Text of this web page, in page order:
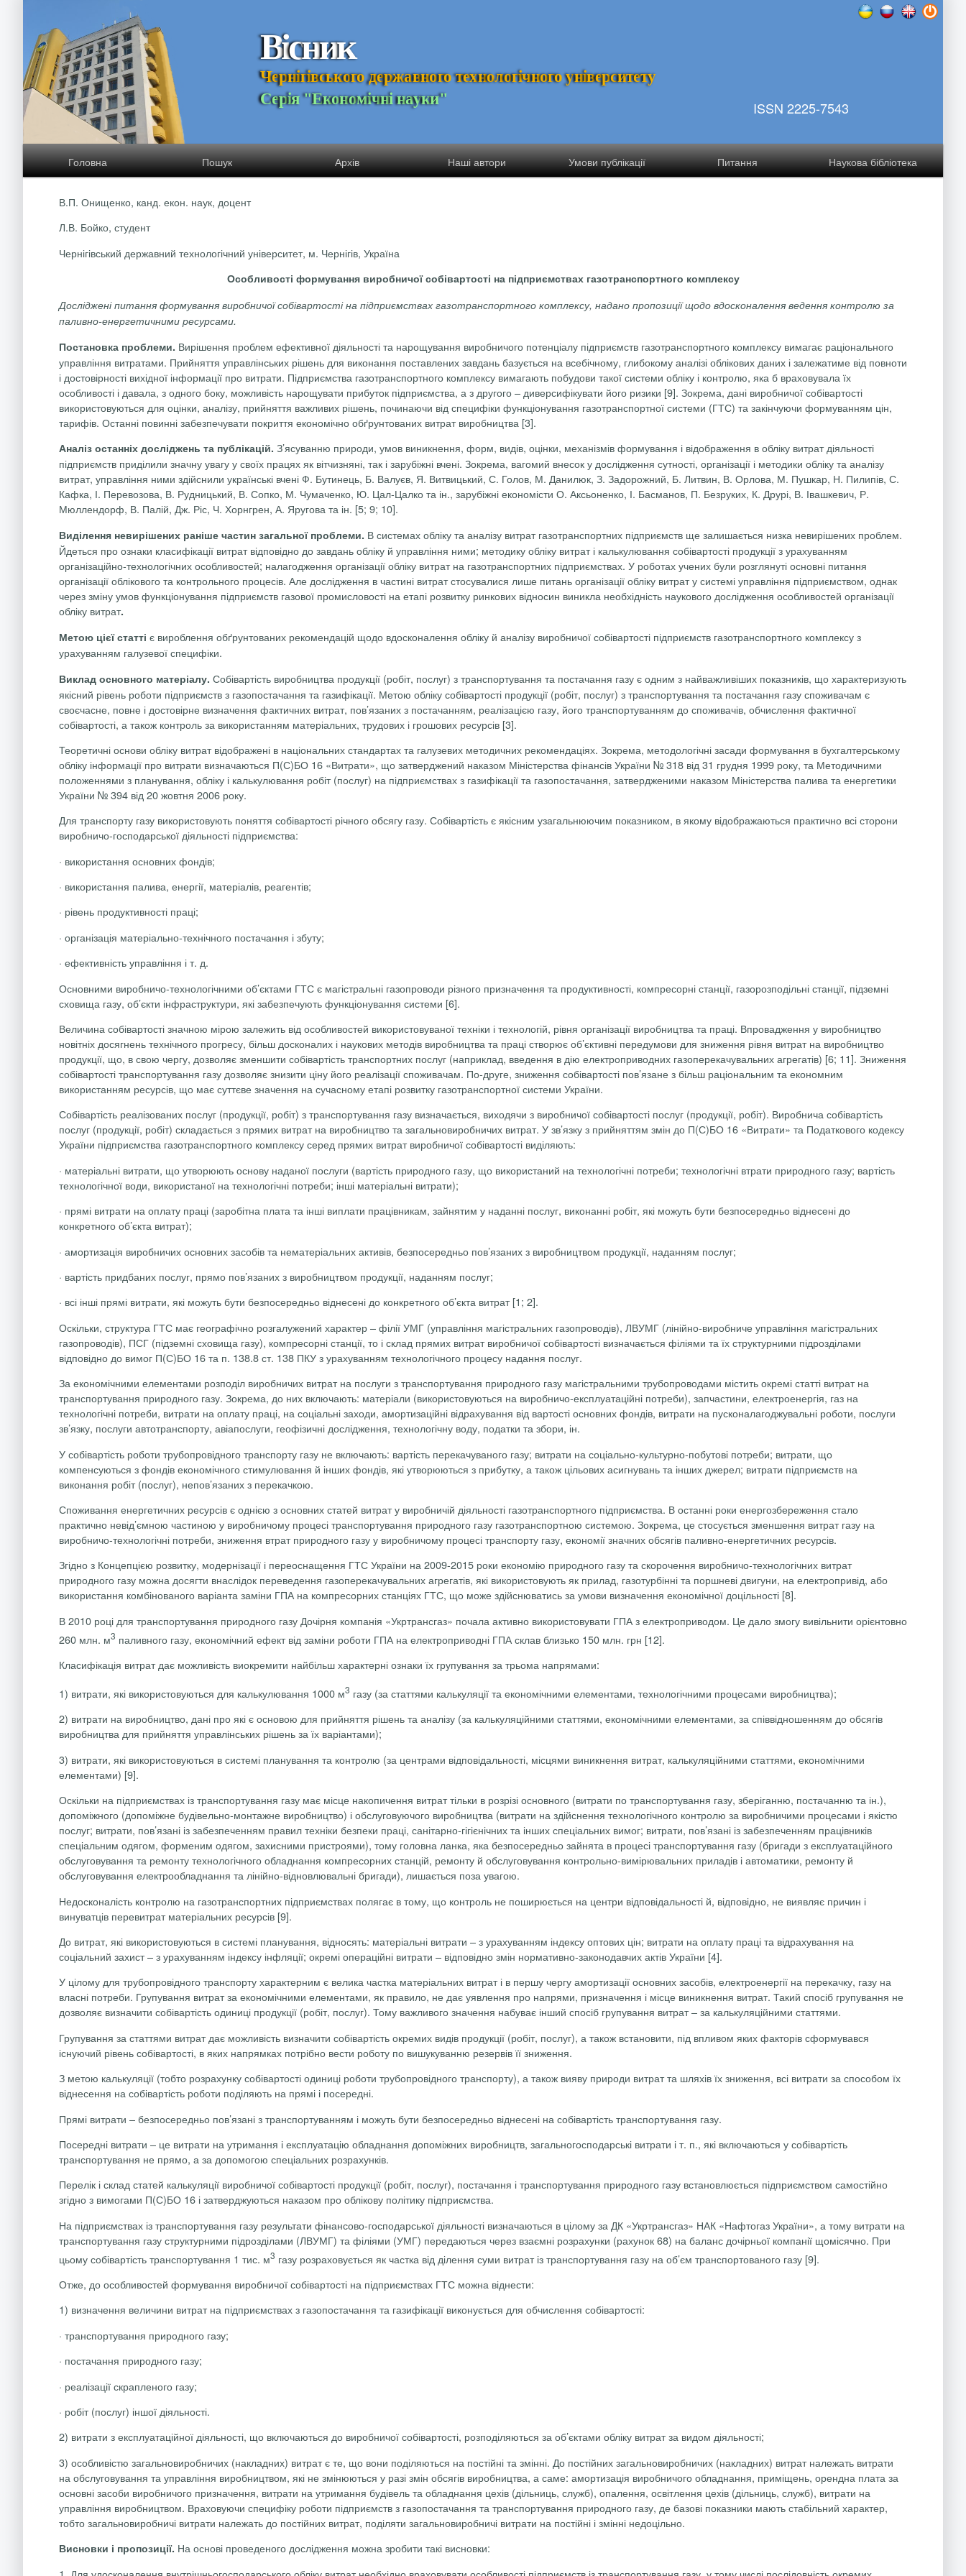
Вісник
Чернігівського державного технологічного університету
Серія "Економічні науки" ISSN 2225-7543
Головна Пошук Архів Наші автори Умови публікації Питання Наукова бібліотека
В.П. Онищенко, канд. екон. наук, доцент
Л.В. Бойко, студент
Чернігівський державний технологічний університет, м. Чернігів, Україна
Особливості формування виробничої собівартості на підприємствах газотранспортного комплексу
Досліджені питання формування виробничої собівартості на підприємствах газотранспортного комплексу, надано пропозиції щодо вдосконалення ведення контролю за
паливно-енергетичними ресурсами.
Постановка проблеми. Вирішення проблем ефективної діяльності та нарощування виробничого потенціалу підприємств газотранспортного комплексу вимагає раціонального
управління витратами. Прийняття управлінських рішень для виконання поставлених завдань базується на всебічному, глибокому аналізі облікових даних і залежатиме від повноти
і достовірності вихідної інформації про витрати. Підприємства газотранспортного комплексу вимагають побудови такої системи обліку і контролю, яка б враховувала їх
особливості і давала, з одного боку, можливість нарощувати прибуток підприємства, а з другого – диверсифікувати його ризики [9]. Зокрема, дані виробничої собівартості
використовуються для оцінки, аналізу, прийняття важливих рішень, починаючи від специфіки функціонування газотранспортної системи (ГТС) та закінчуючи формуванням цін,
тарифів. Останні повинні забезпечувати покриття економічно обґрунтованих витрат виробництва [3].
Аналіз останніх досліджень та публікацій. З’ясуванню природи, умов виникнення, форм, видів, оцінки, механізмів формування і відображення в обліку витрат діяльності
підприємств приділили значну увагу у своїх працях як вітчизняні, так і зарубіжні вчені. Зокрема, вагомий внесок у дослідження сутності, організації і методики обліку та аналізу
витрат, управління ними здійснили українські вчені Ф. Бутинець, Б. Валуєв, Я. Витвицький, С. Голов, М. Данилюк, З. Задорожний, Б. Литвин, В. Орлова, М. Пушкар, Н. Пилипів, С.
Кафка, І. Перевозова, В. Рудницький, В. Сопко, М. Чумаченко, Ю. Цал-Цалкота ін., зарубіжні економісти О. Аксьоненко, І. Басманов, П. Безруких, К. Друрі, В. Івашкевич, Р.
Мюллендорф, В. Палій, Дж. Ріс, Ч. Хорнгрен, А. Яруговата ін. [5; 9; 10].
Виділення невирішених раніше частин загальної проблеми. В системах обліку та аналізу витрат газотранспортних підприємств ще залишається низка невирішених проблем.
Йдеться про ознаки класифікації витрат відповідно до завдань обліку й управління ними; методику обліку витрат і калькулювання собівартості продукції з урахуванням
організаційно-технологічних особливостей; налагодження організації обліку витрат на газотранспортних підприємствах. У роботах учених були розглянуті основні питання
організації облікового та контрольного процесів. Але дослідження в частині витрат стосувалися лише питань організації обліку витрат у системі управління підприємством, однак
через зміну умов функціонування підприємств газової промисловості на етапі розвитку ринкових відносин виникла необхідність наукового дослідження особливостей організації
обліку витрат.
Метою цієї статті є вироблення обґрунтованих рекомендацій щодо вдосконалення обліку й аналізу виробничої собівартості підприємств газотранспортного комплексу з
урахуванням галузевої специфіки.
Виклад основного матеріалу. Собівартість виробництва продукції (робіт, послуг) з транспортування та постачання газу є одним з найважливіших показників, що характеризують
якісний рівень роботи підприємств з газопостачання та газифікації. Метою обліку собівартості продукції (робіт, послуг) з транспортування та постачання газу споживачам є
своєчасне, повне і достовірне визначення фактичних витрат, пов’язаних з постачанням, реалізацією газу, його транспортуванням до споживачів, обчислення фактичної
собівартості, а також контроль за використанням матеріальних, трудових і грошових ресурсів [3].
Теоретичні основи обліку витрат відображені в національних стандартах та галузевих методичних рекомендаціях. Зокрема, методологічні засади формування в бухгалтерському
обліку інформації про витрати визначаються П(С)БО 16 «Витрати», що затверджений наказом Міністерства фінансів України № 318 від 31 грудня 1999 року, та Методичними
положеннями з планування, обліку і калькулювання робіт (послуг) на підприємствах з газифікації та газопостачання, затвердженими наказом Міністерства палива та енергетики
України № 394 від 20 жовтня 2006 року.
Для транспорту газу використовують поняття собівартості річного обсягу газу. Собівартість є якісним узагальнюючим показником, в якому відображаються практично всі сторони
виробничо-господарської діяльності підприємства:
· використання основних фондів;
· використання палива, енергії, матеріалів, реагентів;
· рівень продуктивності праці;
· організація матеріально-технічного постачання і збуту;
· ефективність управління і т. д.
Основними виробничо-технологічними об’єктами ГТС є магістральні газопроводи різного призначення та продуктивності, компресорні станції, газорозподільні станції, підземні
сховища газу, об’єкти інфраструктури, які забезпечують функціонування системи [6].
Величина собівартості значною мірою залежить від особливостей використовуваної техніки і технологій, рівня організації виробництва та праці. Впровадження у виробництво
новітніх досягнень технічного прогресу, більш досконалих і наукових методів виробництва та праці створює об’єктивні передумови для зниження рівня витрат на виробництво
продукції, що, в свою чергу, дозволяє зменшити собівартість транспортних послуг (наприклад, введення в дію електроприводних газоперекачувальних агрегатів) [6; 11]. Зниження
собівартості транспортування газу дозволяє знизити ціну його реалізації споживачам. По-друге, зниження собівартості пов’язане з більш раціональним та економним
використанням ресурсів, що має суттєве значення на сучасному етапі розвитку газотранспортної системи України.
Собівартість реалізованих послуг (продукції, робіт) з транспортування газу визначається, виходячи з виробничої собівартості послуг (продукції, робіт). Виробнича собівартість
послуг (продукції, робіт) складається з прямих витрат на виробництво та загальновиробничих витрат. У зв’язку з прийняттям змін до П(С)БО 16 «Витрати» та Податкового кодексу
України підприємства газотранспортного комплексу серед прямих витрат виробничої собівартості виділяють:
· матеріальні витрати, що утворюють основу наданої послуги (вартість природного газу, що використаний на технологічні потреби; технологічні втрати природного газу; вартість
технологічної води, використаної на технологічні потреби; інші матеріальні витрати);
· прямі витрати на оплату праці (заробітна плата та інші виплати працівникам, зайнятим у наданні послуг, виконанні робіт, які можуть бути безпосередньо віднесені до
конкретного об’єкта витрат);
· амортизація виробничих основних засобів та нематеріальних активів, безпосередньо пов’язаних з виробництвом продукції, наданням послуг;
· вартість придбаних послуг, прямо пов’язаних з виробництвом продукції, наданням послуг;
· всі інші прямі витрати, які можуть бути безпосередньо віднесені до конкретного об’єкта витрат [1; 2].
Оскільки, структура ГТС має географічно розгалужений характер – філії УМГ (управління магістральних газопроводів), ЛВУМГ (лінійно-виробниче управління магістральних
газопроводів), ПСГ (підземні сховища газу), компресорні станції, то і склад прямих витрат виробничої собівартості визначається філіями та їх структурними підрозділами
відповідно до вимог П(С)БО 16 та п. 138.8 ст. 138 ПКУ зурахуванням технологічного процесу надання послуг.
За економічними елементами розподіл виробничих витрат на послуги з транспортування природного газу магістральними трубопроводами містить окремі статті витрат на
транспортування природного газу. Зокрема, до них включають: матеріали (використовуються на виробничо-експлуатаційні потреби), запчастини, електроенергія, газ на
технологічні потреби, витрати на оплату праці, на соціальні заходи, амортизаційні відрахування від вартості основних фондів, витрати на пусконалагоджувальні роботи, послуги
зв’язку, послуги автотранспорту, авіапослуги, геофізичні дослідження, технологічну воду, податки та збори, ін.
У собівартість роботи трубопровідного транспорту газу не включають: вартість перекачуваного газу; витрати на соціально-культурно-побутові потреби; витрати, що
компенсуються з фондів економічного стимулювання й інших фондів, які утворюються з прибутку, а також цільових асигнувань та інших джерел; витрати підприємств на
виконання робіт (послуг), непов’язаних з перекачкою.
Споживання енергетичних ресурсів є однією з основних статей витрат у виробничій діяльності газотранспортного підприємства. В останні роки енергозбереження стало
практично невід’ємною частиною у виробничому процесі транспортування природного газу газотранспортною системою. Зокрема, це стосується зменшення витрат газу на
виробничо-технологічні потреби, зниження втрат природного газу у виробничому процесі транспорту газу, економії значних обсягів паливно-енергетичних ресурсів.
Згідно з Концепцією розвитку, модернізації і переоснащення ГТС України на 2009-2015 роки економію природного газу та скорочення виробничо-технологічних витрат
природного газу можна досягти внаслідок переведення газоперекачувальних агрегатів, які використовують як прилад, газотурбінні та поршневі двигуни, наелектропривід, або
використання комбінованого варіанта заміни ГПА на компресорних станціях ГТС, що може здійснюватись за умови визначення економічної доцільності [8].
В 2010 році для транспортування природного газу Дочірня компанія «Укртрансгаз» почала активно використовувати ГПА з електроприводом. Це дало змогу вивільнити орієнтовно
260 млн. м3 паливного газу, економічний ефект від заміни роботи ГПА на електроприводні ГПА склав близько 150 млн. грн [12].
Класифікація витрат дає можливість виокремити найбільш характерні ознаки їх групування за трьома напрямами:
1) витрати, які використовуються для калькулювання 1000 м3 газу (за статтями калькуляції та економічними елементами, технологічними процесами виробництва);
2) витрати на виробництво, дані про які є основою для прийняття рішень та аналізу (за калькуляційними статтями, економічними елементами, за співвідношенням до обсягів
виробництва для прийняття управлінських рішень за їх варіантами);
3) витрати, які використовуються в системі планування та контролю (за центрами відповідальності, місцями виникнення витрат, калькуляційними статтями, економічними
елементами) [9].
Оскільки на підприємствах із транспортування газу має місце накопичення витрат тільки в розрізі основного (витрати по транспортування газу, зберіганню, постачанню та ін.),
допоміжного (допоміжне будівельно-монтажне виробництво) і обслуговуючого виробництва (витрати на здійснення технологічного контролю за виробничими процесами і якістю
послуг; витрати, пов’язані із забезпеченням правил техніки безпеки праці, санітарно-гігієнічних та інших спеціальних вимог; витрати, пов’язані із забезпеченням працівників
спеціальним одягом, форменим одягом, захисними пристроями), тому головна ланка, яка безпосередньо зайнята в процесі транспортування газу (бригади з експлуатаційного
обслуговування та ремонту технологічного обладнання компресорних станцій, ремонту й обслуговування контрольно-вимірювальних приладів і автоматики, ремонту й
обслуговування електрообладнання та лінійно-відновлювальні бригади), лишається поза увагою.
Недосконалість контролю на газотранспортних підприємствах полягає в тому, що контроль не поширюється на центри відповідальності й, відповідно, не виявляє причин і
винуватців перевитрат матеріальних ресурсів [9].
До витрат, які використовуються в системі планування, відносять: матеріальні витрати – з урахуванням індексу оптових цін; витрати на оплату праці та відрахування на
соціальний захист – з урахуванням індексу інфляції; окремі операційні витрати – відповідно змін нормативно-законодавчих актів України [4].
У цілому для трубопровідного транспорту характерним є велика частка матеріальних витрат і в першу чергу амортизації основних засобів, електроенергії на перекачку, газу на
власні потреби. Групування витрат за економічними елементами, як правило, не дає уявлення про напрями, призначення і місце виникнення витрат. Такий спосіб групування не
дозволяє визначити собівартість одиниці продукції (робіт, послуг). Тому важливого значення набуває інший спосіб групування витрат – за калькуляційними статтями.
Групування за статтями витрат дає можливість визначити собівартість окремих видів продукції (робіт, послуг), а також встановити, під впливом яких факторів сформувався
існуючий рівень собівартості, в яких напрямках потрібно вести роботу по вишукуванню резервів її зниження.
З метою калькуляції (тобто розрахунку собівартості одиниці роботи трубопровідного транспорту), а також вияву природи витрат та шляхів їх зниження, всі витрати за способом їх
віднесення на собівартість роботи поділяють на прямі і посередні.
Прямі витрати – безпосередньо пов’язані з транспортуванням і можуть бути безпосередньо віднесені на собівартість транспортування газу.
Посередні витрати – це витрати на утримання і експлуатацію обладнання допоміжних виробництв, загальногосподарські витрати і т. п., які включаються у собівартість
транспортування не прямо, а за допомогою спеціальних розрахунків.
Перелік і склад статей калькуляції виробничої собівартості продукції (робіт, послуг), постачання і транспортування природного газу встановлюється підприємством самостійно
згідно з вимогами П(С)БО 16 і затверджуються наказом про облікову політику підприємства.
На підприємствах із транспортування газу результати фінансово-господарської діяльності визначаються в цілому за ДК «Укртрансгаз» НАК «Нафтогаз України», а тому витрати на
транспортування газу структурними підрозділами (ЛВУМГ) та філіями (УМГ) передаються через взаємні розрахунки (рахунок 68) на баланс дочірньої компанії щомісячно. При
цьому собівартість транспортування 1 тис. м3 газу розраховується як частка від ділення суми витрат із транспортування газу на об’єм транспортованого газу [9].
Отже, до особливостей формування виробничої собівартості на підприємствах ГТС можна віднести:
1) визначення величини витрат на підприємствах з газопостачання та газифікації виконується для обчислення собівартості:
· транспортування природного газу;
· постачання природного газу;
· реалізації скрапленого газу;
· робіт (послуг) іншої діяльності.
2) витрати з експлуатаційної діяльності, що включаються до виробничої собівартості, розподіляються за об’єктами обліку витрат за видом діяльності;
3) особливістю загальновиробничих (накладних) витрат є те, що вони поділяються на постійні та змінні. До постійних загальновиробничих (накладних) витрат належать витрати
на обслуговування та управління виробництвом, які не змінюються у разі змін обсягів виробництва, а саме: амортизація виробничого обладнання, приміщень, орендна плата за
основні засоби виробничого призначення, витрати на утримання будівель та обладнання цехів (дільниць, служб), опалення, освітлення цехів (дільниць, служб), витрати на
управління виробництвом. Враховуючи специфіку роботи підприємств з газопостачання та транспортування природного газу, де базові показники мають стабільний характер,
тобто загальновиробничі витрати належать до постійних витрат, поділяти загальновиробничі витрати на постійні і змінні недоцільно.
Висновки і пропозиції. На основі проведеного дослідження можна зробити такі вис­новки: